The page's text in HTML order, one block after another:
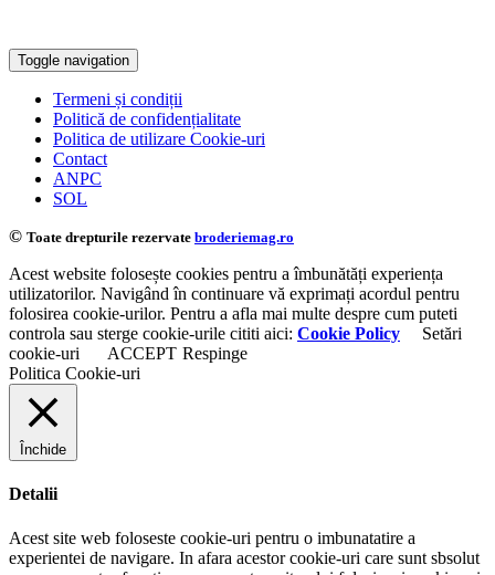
Toggle navigation
Termeni și condiții
Politică de confidențialitate
Politica de utilizare Cookie-uri
Contact
ANPC
SOL
© Toate drepturile rezervate broderiemag.ro
Acest website folosește cookies pentru a îmbunătăți experiența
utilizatorilor. Navigând în continuare vă exprimați acordul pentru
folosirea cookie-urilor. Pentru a afla mai multe despre cum puteti
controla sau sterge cookie-urile cititi aici: Cookie Policy
Setări
cookie-uri
ACCEPT Respinge
Politica Cookie-uri
Închide
Detalii
Acest site web foloseste cookie-uri pentru o imbunatatire a
experientei de navigare. In afara acestor cookie-uri care sunt sbsolut